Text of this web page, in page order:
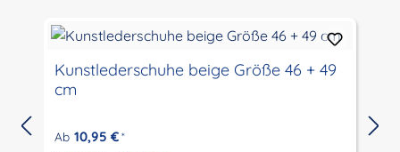
Kunstlederschuhe beige Größe 46 + 49
cm
Ab 10,95 € *